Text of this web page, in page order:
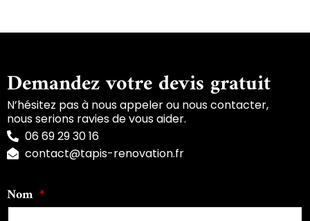
Demandez votre devis gratuit
N’hésitez pas à nous appeler ou nous contacter,
nous serions ravies de vous aider.
06 69 29 30 16
contact@tapis-renovation.fr
Nom